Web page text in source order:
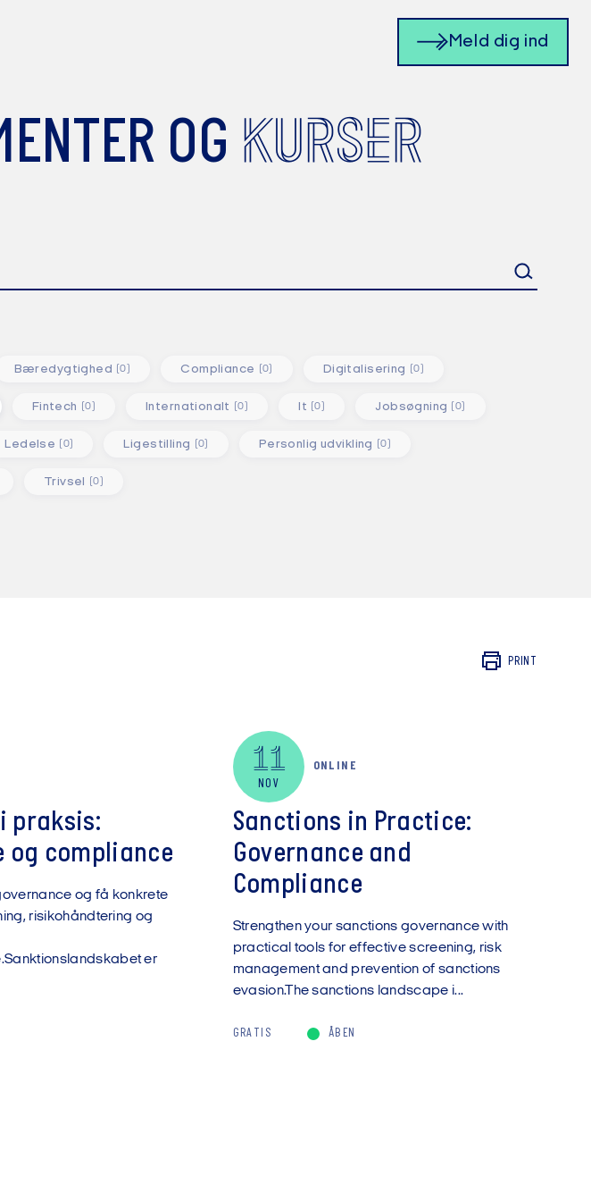
Meld dig ind
OG KURSER
Bæredygtighed (0) Compliance (0) Digitalisering (0)
Fintech (0) Internationalt (0) It (0) Jobsøgning (0)
Ledelse (0) Ligestilling (0) Personlig udvikling (0)
Trivsel (0)
PRINT
praksis:
og compliance
og få konkrete
risikohåndtering og
er
11
NOV
ONLINE
Sanctions in Practice:
Governance and
Compliance
Strengthen your sanctions governance with
practical tools for effective screening, risk
management and prevention of sanctions
evasion.The sanctions landscape i...
GRATIS ÅBEN